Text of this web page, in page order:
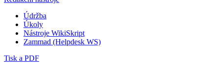
Údržba
Úkoly
Nástroje WikiSkript
Zammad (Helpdesk WS)
Tisk a PDF